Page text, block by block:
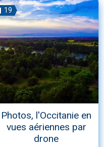
19
Photos, l'Occitanie en
vues aériennes par
drone